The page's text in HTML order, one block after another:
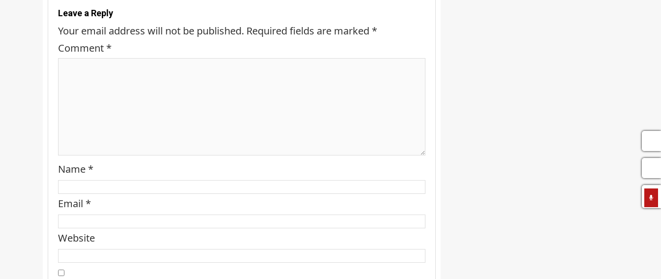
Leave a Reply
Your email address will not be published. Required fields are marked *
Comment *
Name *
Email *
Website